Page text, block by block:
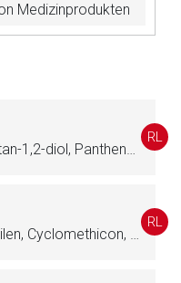
Medizinprodukten
Ectoin, Wasser, Glycerol, Pentan-1,2-diol, Panthenol, Caprylglycol, Hyetellose, Triglyceride, mittelkettige, Jojobaöl, Squalan, alpha-Tocopherol, Olivenöl, nativ, Pflanzenöl, Sheabutter, Vanille, Ethanol, vergällt, Carbomer, Rhizobian Gummi, Haselrinde-Extrakt, Phosphatidylcholin, Alkohole, aliphatische, Palmitinsäure, Ceramide 3
RL
Wasser, Dibutyladipat, Octocrilen, Cyclomethicon, Dioctylcarbonat, Ethanol, vergällt, Titandioxid, Avobenzon, Cyclohexasiloxan, Bemotrizinol, Butandiol, Macrogol-30-dipolyhydroxystearat, Nylon, Dimeticon, Dimeticon, pegyliert, Natriumchlorid, Phenoxyethanol, Siliciumdioxid, hochdispers, Disteardimoniumhectorit, alpha-Tocopherolacetat, Glycerolstearat, Parfüm, Bisabolol, Edetinsäure, Ethylhexylglycerol, Panthenol, Macrogol, alpha-Tocopherol, Phosphatidylcholin, Plankton-Extrakt, Palmitoylascorbinsäure, Ascorbinsäure, Citronensäure
RL
eine externe Web-
Web-Seite ist deren
dort ggf. andere
liste.de Zur Seite